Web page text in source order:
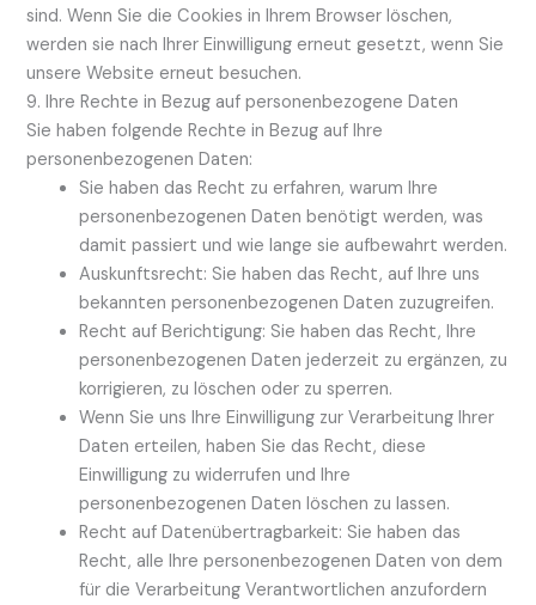
sind. Wenn Sie die Cookies in Ihrem Browser löschen,
werden sie nach Ihrer Einwilligung erneut gesetzt, wenn Sie
unsere Website erneut besuchen.
9. Ihre Rechte in Bezug auf personenbezogene Daten
Sie haben folgende Rechte in Bezug auf Ihre
personenbezogenen Daten:
Sie haben das Recht zu erfahren, warum Ihre
personenbezogenen Daten benötigt werden, was
damit passiert und wie lange sie aufbewahrt werden.
Auskunftsrecht: Sie haben das Recht, auf Ihre uns
bekannten personenbezogenen Daten zuzugreifen.
Recht auf Berichtigung: Sie haben das Recht, Ihre
personenbezogenen Daten jederzeit zu ergänzen, zu
korrigieren, zu löschen oder zu sperren.
Wenn Sie uns Ihre Einwilligung zur Verarbeitung Ihrer
Daten erteilen, haben Sie das Recht, diese
Einwilligung zu widerrufen und Ihre
personenbezogenen Daten löschen zu lassen.
Recht auf Datenübertragbarkeit: Sie haben das
Recht, alle Ihre personenbezogenen Daten von dem
für die Verarbeitung Verantwortlichen anzufordern